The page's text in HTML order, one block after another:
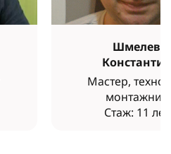
Шмелев
Константин
Мастер,
монтажник
Стаж: 11 лет